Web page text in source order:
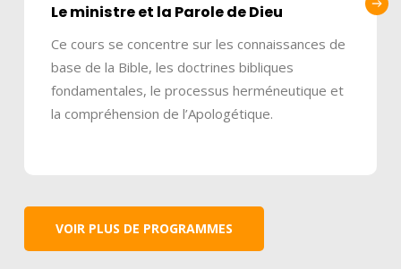
Le ministre et la Parole de Dieu
Ce cours se concentre sur les connaissances de
base de la Bible, les doctrines bibliques
fondamentales, le processus herméneutique et
la compréhension de l’Apologétique.
VOIR PLUS DE PROGRAMMES